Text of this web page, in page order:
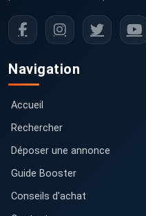
Navigation
Accueil
Rechercher
Déposer une annonce
Guide Booster
Conseils d'achat